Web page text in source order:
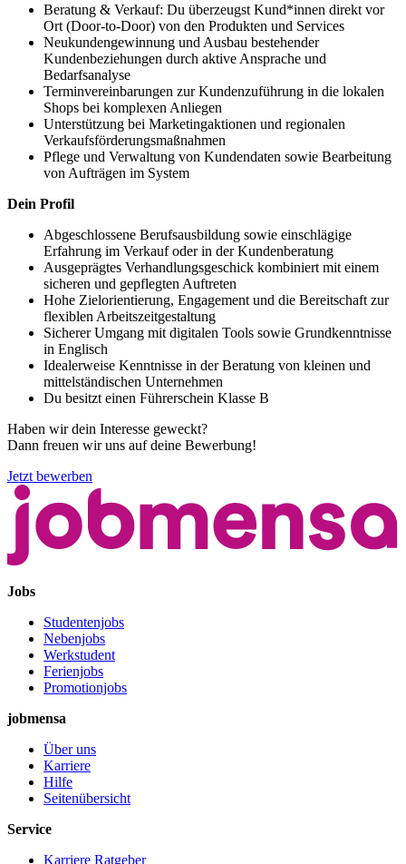
Beratung & Verkauf: Du überzeugst Kund*innen direkt vor
Ort (Door-to-Door) von den Produkten und Services
Neukundengewinnung und Ausbau bestehender
Kundenbeziehungen durch aktive Ansprache und
Bedarfsanalyse
Terminvereinbarungen zur Kundenzuführung in die lokalen
Shops bei komplexen Anliegen
Unterstützung bei Marketingaktionen und regionalen
Verkaufsförderungsmaßnahmen
Pflege und Verwaltung von Kundendaten sowie Bearbeitung
von Aufträgen im System
Dein Profil
Abgeschlossene Berufsausbildung sowie einschlägige
Erfahrung im Verkauf oder in der Kundenberatung
Ausgeprägtes Verhandlungsgeschick kombiniert mit einem
sicheren und gepflegten Auftreten
Hohe Zielorientierung, Engagement und die Bereitschaft zur
flexiblen Arbeitszeitgestaltung
Sicherer Umgang mit digitalen Tools sowie Grundkenntnisse
in Englisch
Idealerweise Kenntnisse in der Beratung von kleinen und
mittelständischen Unternehmen
Du besitzt einen Führerschein Klasse B
Haben wir dein Interesse geweckt?
Dann freuen wir uns auf deine Bewerbung!
Jetzt bewerben
Jobs
Studentenjobs
Nebenjobs
Werkstudent
Ferienjobs
Promotionjobs
jobmensa
Über uns
Karriere
Hilfe
Seitenübersicht
Service
Karriere Ratgeber